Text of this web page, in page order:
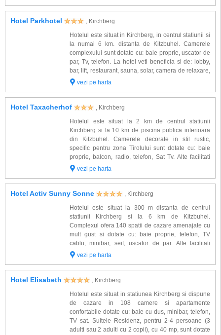
Hotel Parkhotel
, Kirchberg
Hotelul este situat in Kirchberg, in centrul statiunii si
la numai 6 km. distanta de Kitzbuhel. Camerele
complexului sunt dotate cu: baie proprie, uscator de
par, Tv, telefon. La hotel veti beneficia si de: lobby,
bar, lift, restaurant, sauna, solar, camera de relaxare,
acces internet, parcare. Zone de ski: Maierl
vezi pe harta
Hotel Taxacherhof
, Kirchberg
Hotelul este situat la 2 km de centrul statiunii
Kirchberg si la 10 km de piscina publica interioara
din Kitzbuhel. Camerele decorate in stil rustic,
specific pentru zona Tirolului sunt dotate cu: baie
proprie, balcon, radio, telefon, Sat Tv. Alte facilitati
oferite la hotel: lift, receptie, salon pentru servirea
vezi pe harta
Hotel Activ Sunny Sonne
, Kirchberg
Hotelul este situat la 300 m distanta de centrul
statiunii Kirchberg si la 6 km de Kitzbuhel.
Complexul ofera 140 spatii de cazare amenajate cu
mult gust si dotate cu: baie proprie, telefon, TV
cablu, minibar, seif, uscator de par. Alte facilitati
gasite la hotel: lift, restaurant, sala de conferinte, bar,
vezi pe harta
Hotel Elisabeth
, Kirchberg
Hotelul este situat in statiunea Kirchberg si dispune
de cazare in 108 camere si apartamente
confortabile dotate cu: baie cu dus, minibar, telefon,
TV sat. Suitele Residenz, pentru 2-4 persoane (3
adulti sau 2 adulti cu 2 copii), cu 40 mp, sunt dotate